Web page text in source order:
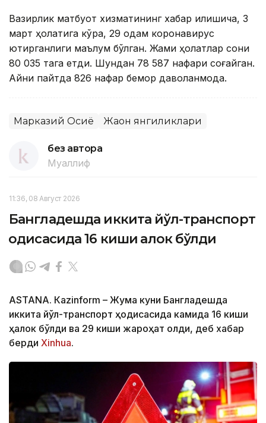
Вазирлик матбуот хизматининг хабар қилишича, 3
март ҳолатига кўра, 29 одам коронавирус
юқтирганлиги маълум бўлган. Жами ҳолатлар сони
80 035 тага етди. Шундан 78 587 нафари соғайган.
Айни пайтда 826 нафар бемор даволанмоқда.
Марказий Осиё Жаҳон янгиликлари
без автора
Муаллиф
11:36, 08 Август 2026
Бангладешда иккита йўл-транспорт
ҳодисасида 16 киши ҳалок бўлди
ASTANА. Кazinform – Жума куни Бангладешда
иккита йўл-транспорт ҳодисасида камида 16 киши
ҳалок бўлди ва 29 киши жароҳат олди, деб хабар
берди Xinhua.